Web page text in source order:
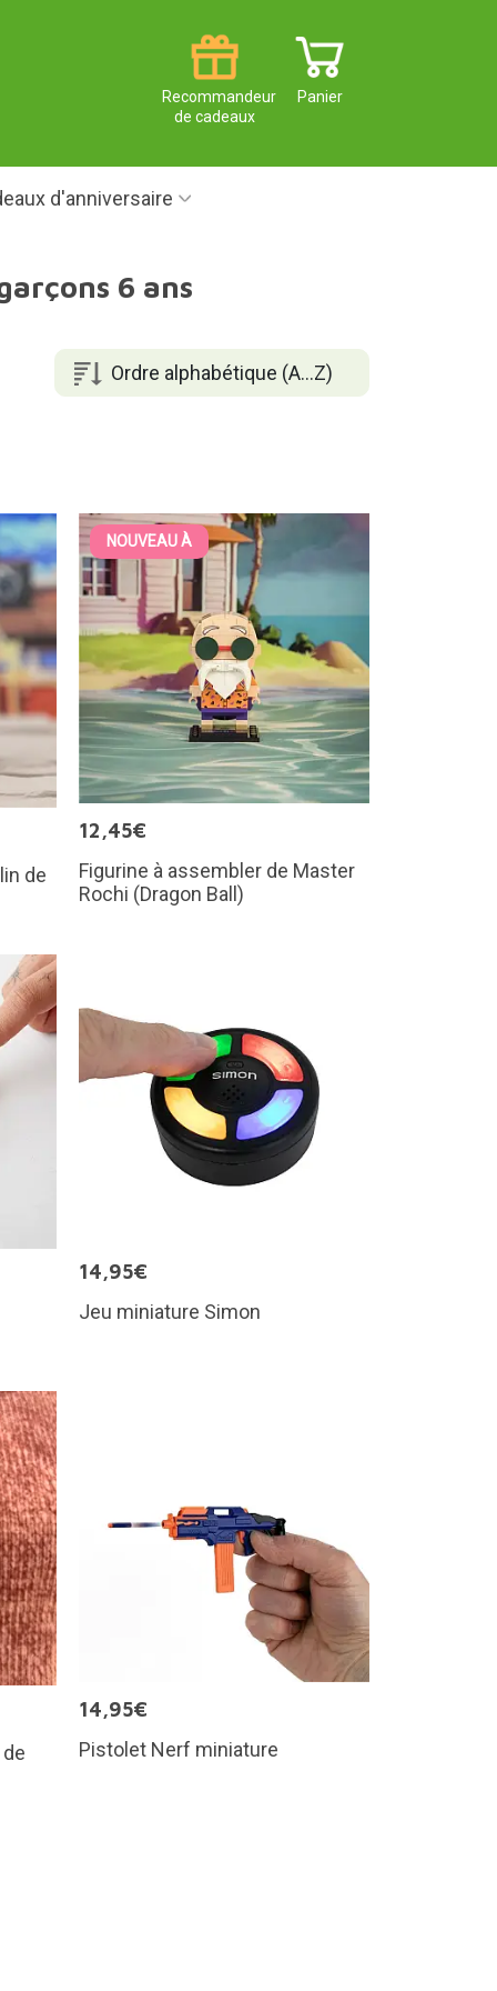
Panier
Recommandeur
de cadeaux
d'anniversaire
6 ans
Ordre alphabétique (A...Z)
de
NOUVEAU À
12,45€
Figurine à assembler de Master
Rochi (Dragon Ball)
14,95€
Jeu miniature Simon
14,95€
Pistolet Nerf miniature